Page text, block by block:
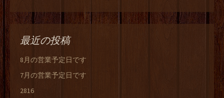
最近の投稿
8月の営業予定日です
7月の営業予定日です
2816